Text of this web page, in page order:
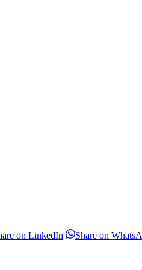
on LinkedIn ShareShare on